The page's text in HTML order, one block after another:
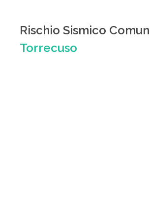
Rischio Sismico
Torrecuso